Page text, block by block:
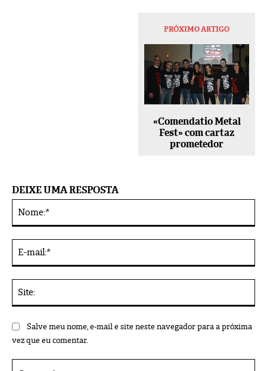
PRÓXIMO ARTIGO
«Comendatio Metal
Fest» com cartaz
prometedor
DEIXE UMA RESPOSTA
Salve meu nome, e-mail e site neste navegador para a próxima
vez que eu comentar.